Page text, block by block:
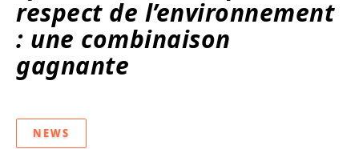
respect de l’environnement
: une combinaison
gagnante
NEWS